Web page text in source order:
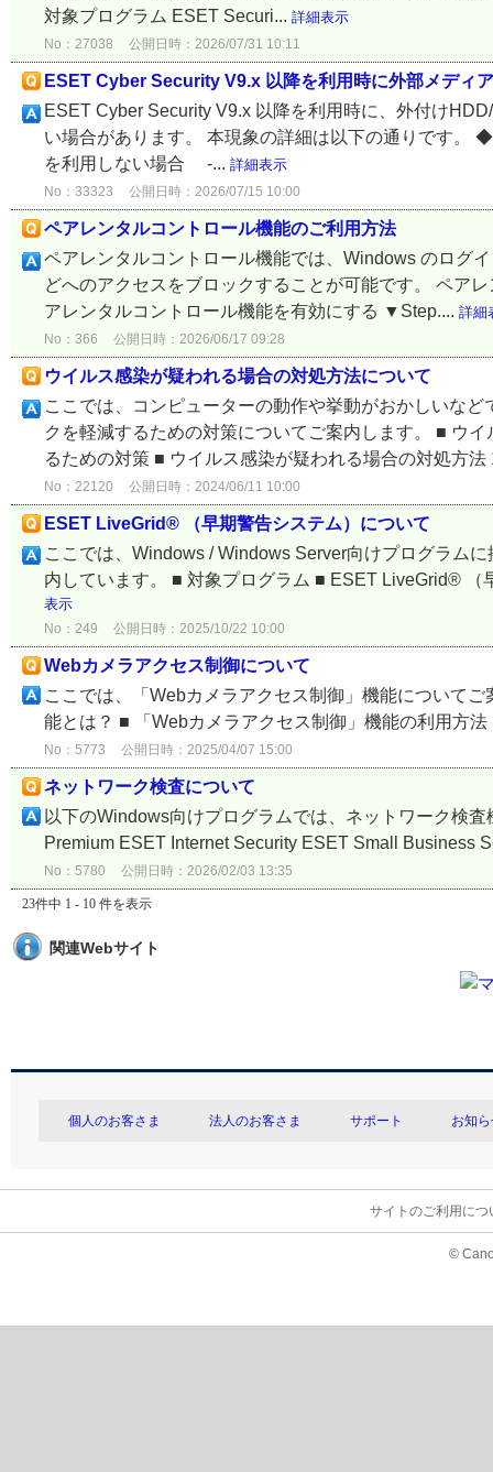
対象プログラム ESET Securi... 詳細表示
No：27038 公開日時：2026/07/31 10:11
ESET Cyber Security V9.x 以降を利用時に外部メディ
ESET Cyber Security V9.x 以降を利用時に、外付け
い場合があります。 本現象の詳細は以下の通りです
を利用しない場合 -... 詳細表示
No：33323 公開日時：2026/07/15 10:00
ペアレンタルコントロール機能のご利用方法
ペアレンタルコントロール機能では、Windows のログ
どへのアクセスをブロックすることが可能です。 ペア
アレンタルコントロール機能を有効にする ▼Step.... 詳細
No：366 公開日時：2026/06/17 09:28
ウイルス感染が疑われる場合の対処方法について
ここでは、コンピューターの動作や挙動がおかしいな
クを軽減するための対策についてご案内します。 ■ ウ
るための対策 ■ ウイルス感染が疑われる場合の対処方法
No：22120 公開日時：2024/06/11 10:00
ESET LiveGrid® （早期警告システム）について
ここでは、Windows / Windows Server向けプログラム
内しています。 ■ 対象プログラム ■ ESET LiveGrid®
表示
No：249 公開日時：2025/10/22 10:00
Webカメラアクセス制御について
ここでは、「Webカメラアクセス制御」機能について
能とは？ ■ 「Webカメラアクセス制御」機能の利用方
No：5773 公開日時：2025/04/07 15:00
ネットワーク検査について
以下のWindows向けプログラムでは、ネットワーク検
Premium ESET Internet Security ESET Small Business
No：5780 公開日時：2026/02/03 13:35
23件中 1 - 10 件を表示
関連Webサイト
個人のお客さま 法人のお客さま サポート お知
サイトのご利用につ
©